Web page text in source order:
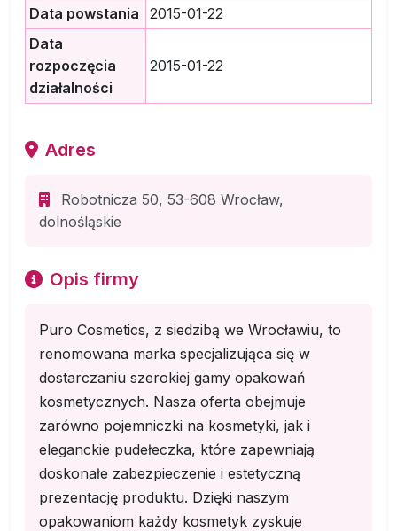
Data powstania
2015-01-22
Data
rozpoczęcia
działalności
2015-01-22
Adres
Robotnicza 50, 53-608 Wrocław,
dolnośląskie
Opis firmy
Puro Cosmetics, z siedzibą we Wrocławiu, to
renomowana marka specjalizująca się w
dostarczaniu szerokiej gamy opakowań
kosmetycznych. Nasza oferta obejmuje
zarówno pojemniczki na kosmetyki, jak i
eleganckie pudełeczka, które zapewniają
doskonałe zabezpieczenie i estetyczną
prezentację produktu. Dzięki naszym
opakowaniom każdy kosmetyk zyskuje